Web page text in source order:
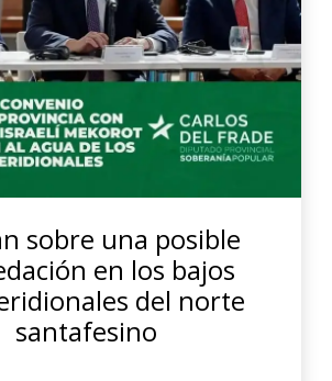
sobre una posible
en los bajos
del norte
santafesino